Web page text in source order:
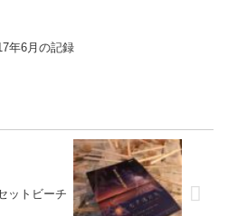
年6月の記録
ットビーチ